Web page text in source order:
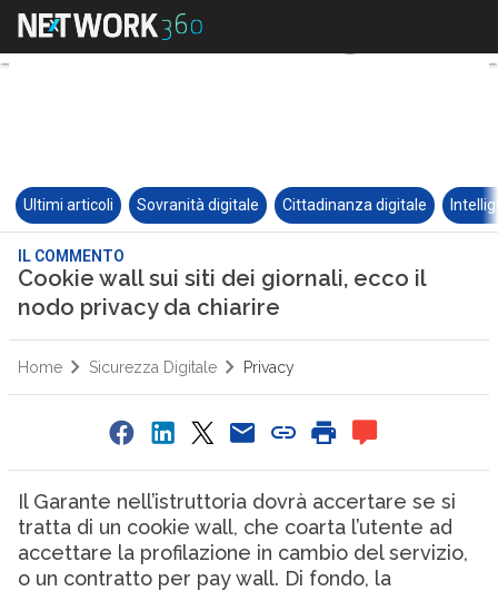
Ultimi articoli Sovranità digitale Cittadinanza digitale
IL COMMENTO
Cookie wall sui siti dei giornali, ecco il
nodo privacy da chiarire
Home Sicurezza Digitale Privacy
Il Garante nell’istruttoria dovrà accertare se si
tratta di un cookie wall, che coarta l’utente ad
accettare la profilazione in cambio del servizio,
o un contratto per pay wall. Di fondo, la